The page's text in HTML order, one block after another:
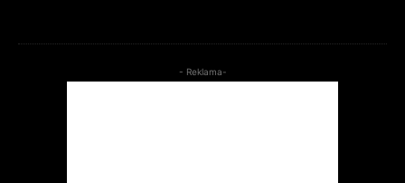
- Reklama-